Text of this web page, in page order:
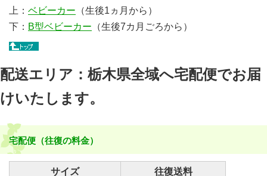
上： ベビーカー （生後1ヵ月から）
下： B型ベビーカー （生後7カ月ごろから）
配送エリア：栃木県全域へ宅配便でお届
けいたします。
宅配便 （往復の料金）
サイズ
往復送料